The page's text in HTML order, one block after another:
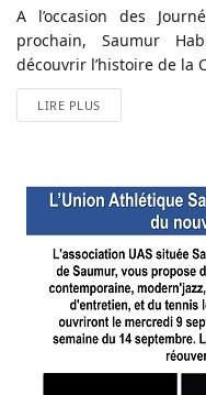
A l’occasion des
prochain, Saumur
découvrir l’histoire de la
LIRE PLUS